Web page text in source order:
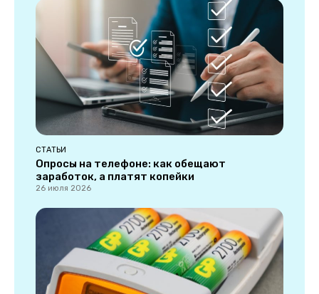
СТАТЬИ
Опросы на телефоне: как обещают
заработок, а платят копейки
26 июля 2026